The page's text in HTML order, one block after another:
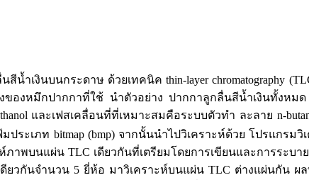
เงินบนกระดาษ ด้วยเทคนิค thin-layer chromatography
ของหมึกปากกาที่ใช้ นำตัวอย่าง ปากกาลูกลื่นสีน้ำเงินทั้งห
และเฟสเคลื่อนที่ที่เหมาะสมคือระบบตัวทำ ละลาย n-
ระเภท bitmap (bmp) จากนั้นนำไปวิเคราะห์ด้วย โปรแกร
ภาพบนแผ่น TLC เดียวกันที่เตรียมโดยการเขียนและการระ
วกันจำนวน 5 ยี่ห้อ มาวิเคราะห์บนแผ่น TLC ต่างแผ่นกัน ผ